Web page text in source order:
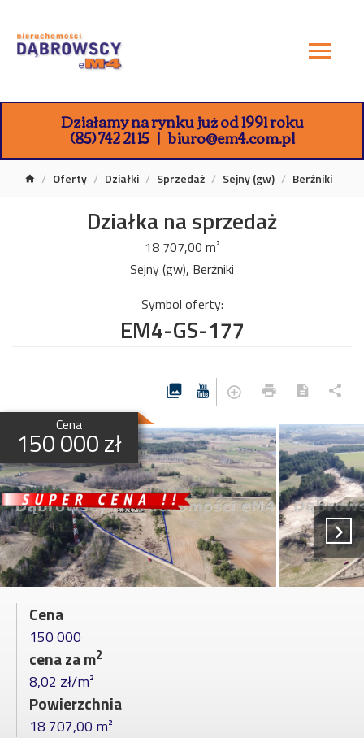
Działamy na rynku już od 1991 roku
(85) 742 21 15 biuro@em4.com.pl
Oferty Działki Sprzedaż Sejny (gw) Berżniki
Działka na sprzedaż
18 707,00 m²
Sejny (gw), Berżniki
Symbol oferty:
EM4-GS-177
Cena
150 000 zł
Cena
150 000
cena za m2
8,02 zł/m²
Powierzchnia
18 707,00 m²